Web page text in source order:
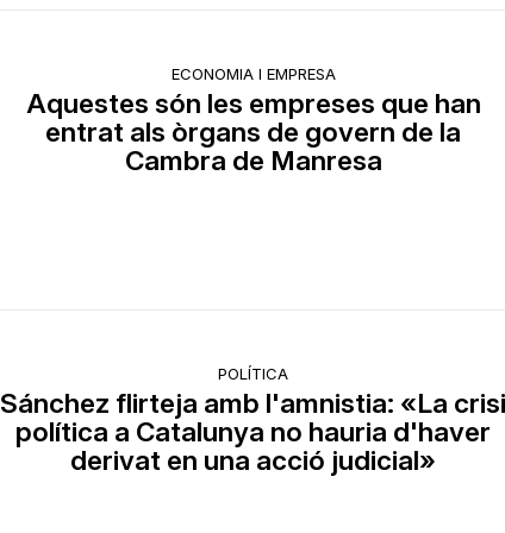
ECONOMIA I EMPRESA
Aquestes són les empreses que han
entrat als òrgans de govern de la
Cambra de Manresa
POLÍTICA
Sánchez flirteja amb l'amnistia: «La
política a Catalunya no hauria d'haver
derivat en una acció judicial»